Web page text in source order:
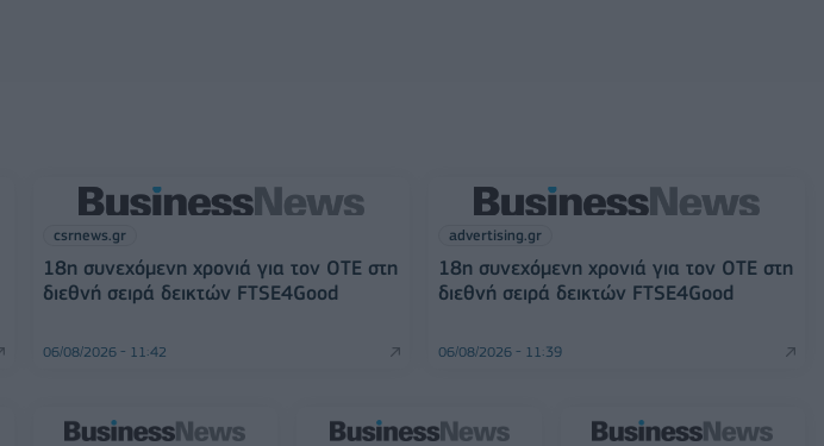
csrnews.gr
18η συνεχόμενη χρονιά για τον ΟΤΕ στη
διεθνή σειρά δεικτών FTSE4Good
06/08/2026 - 11:42
advertising.gr
18η συνεχόμενη χρονιά για τον ΟΤΕ στη
διεθνή σειρά δεικτών FTSE4Good
06/08/2026 - 11:39